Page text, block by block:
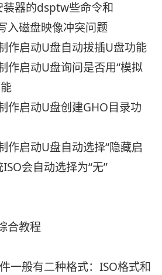
装器的dsptw些命令和
入磁盘映像冲突问题
作启动U盘自动拔插U盘功能
作启动U盘询问是否用“模拟
作启动U盘创建GHO目录功
作启动U盘自动选择“隐藏启
会自动选择为“无”
合教程
一般有二种格式：ISO格式和